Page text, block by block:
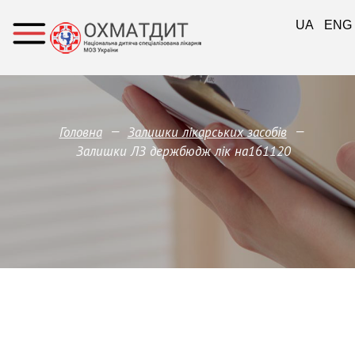
Головна — Залишки лікарських засобів —
Залишки ЛЗ держбюдж лік на161120
UA ENG